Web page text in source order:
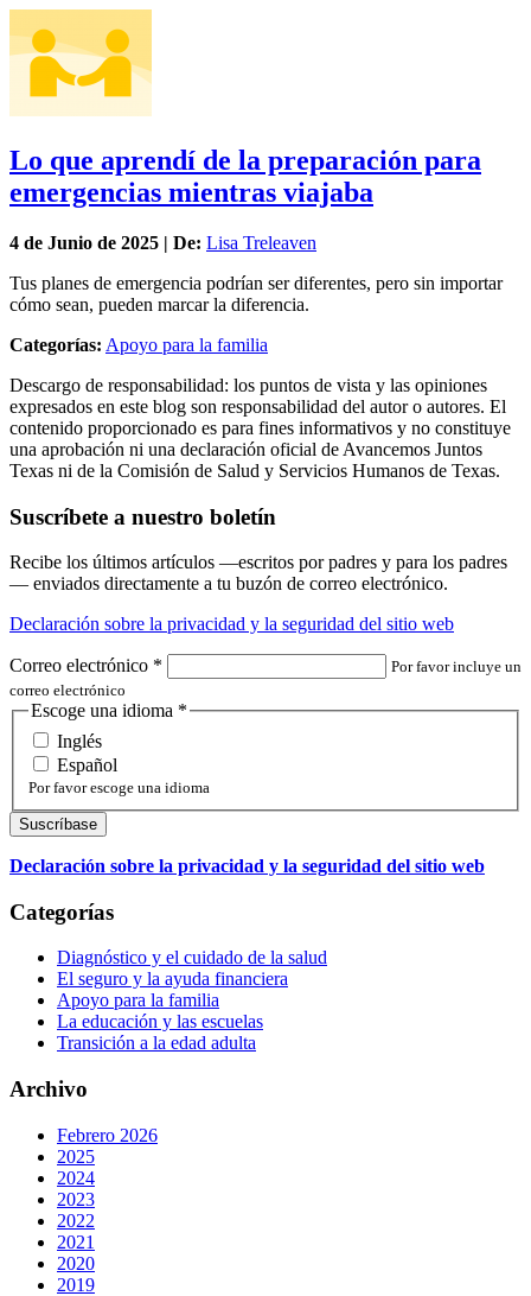
Lo que aprendí de la preparación para
emergencias mientras viajaba
4 de Junio de 2025 | De: Lisa Treleaven
Tus planes de emergencia podrían ser diferentes, pero sin importar
cómo sean, pueden marcar la diferencia.
Categorías: Apoyo para la familia
Descargo de responsabilidad: los puntos de vista y las opiniones
expresados en este blog son responsabilidad del autor o autores. El
contenido proporcionado es para fines informativos y no constituye
una aprobación ni una declaración oficial de Avancemos Juntos
Texas ni de la Comisión de Salud y Servicios Humanos de Texas.
Suscríbete a nuestro boletín
Recibe los últimos artículos —escritos por padres y para los padres
— enviados directamente a tu buzón de correo electrónico.
Declaración sobre la privacidad y la seguridad del sitio web
Correo electrónico *
Por favor incluye un
correo electrónico
Escoge una idioma *
Inglés
Español
Por favor escoge una idioma
Declaración sobre la privacidad y la seguridad del sitio web
Categorías
Diagnóstico y el cuidado de la salud
El seguro y la ayuda financiera
Apoyo para la familia
La educación y las escuelas
Transición a la edad adulta
Archivo
Febrero 2026
2025
2024
2023
2022
2021
2020
2019